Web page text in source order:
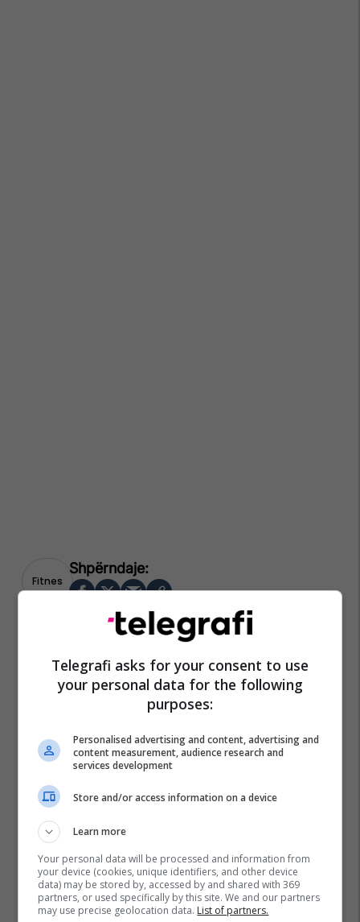
Fitnes
Telegrafi asks for your consent to use
your personal data for the following
purposes:
Personalised advertising and content, advertising and
content measurement, audience research and
services development
Store and/or access information on a device
Learn more
Your personal data will be processed and information from
your device (cookies, unique identifiers, and other device
data) may be stored by, accessed by and shared with 369
partners, or used specifically by this site. We and our partners
may use precise geolocation data. List of partners.